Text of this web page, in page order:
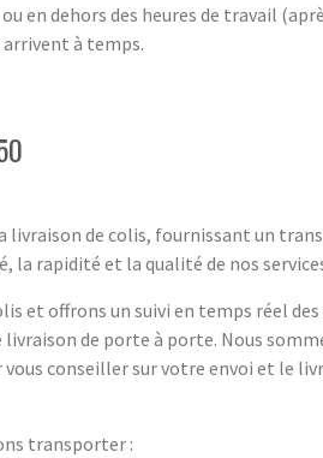
en dehors des heures de travail
arrivent à temps.
livraison de colis, fournissant un
la rapidité et la qualité de nos
et offrons un suivi en temps réel
de porte à porte. Nous
conseiller sur votre envoi et le
transporter :